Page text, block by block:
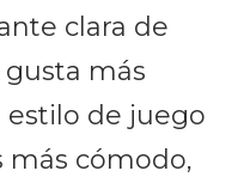
clara de
más
estilo de juego
más cómodo,